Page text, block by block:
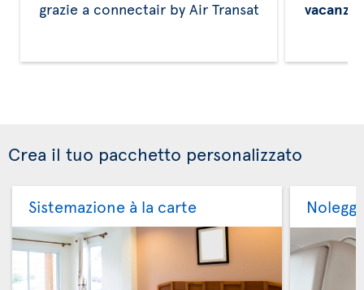
grazie a connectair by Air Transat
vacanze
Crea il tuo pacchetto personalizzato
Sistemazione à la carte